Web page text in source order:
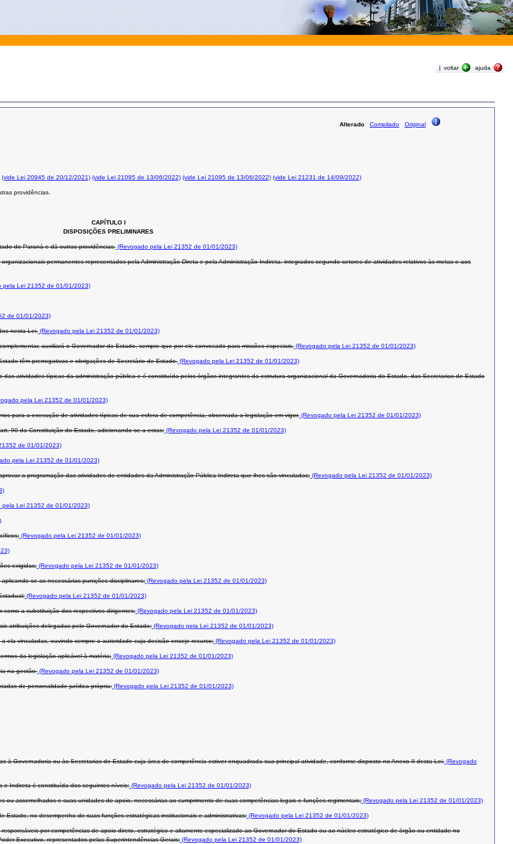
| voltar ajuda
Alterado Compilado Original
(vide Lei 20945 de 20/12/2021) (vide Lei 21095 de 13/06/2022) (vide Lei 21095 de 13/06/2022) (vide Lei 21231 de 14/09/2022)
providências.
CAPÍTULO I
DISPOSIÇÕES PRELIMINARES
do Paraná e dá outras providências. (Revogado pela Lei 21352 de 01/01/2023)
permanentes representados pela Administração Direta e pela Administração Indireta, integrados segundo setores de atividades relativos às metas e aos
pela Lei 21352 de 01/01/2023)
de 01/01/2023)
nesta Lei. (Revogado pela Lei 21352 de 01/01/2023)
auxiliará o Governador do Estado, sempre que por ele convocado para missões especiais. (Revogado pela Lei 21352 de 01/01/2023)
têm prerrogativas e obrigações de Secretário de Estado. (Revogado pela Lei 21352 de 01/01/2023)
atividades típicas da administração pública e é constituída pelos órgãos integrantes da estrutura organizacional da Governadoria do Estado, das Secretarias de Estado
pela Lei 21352 de 01/01/2023)
para a execução de atividades típicas de sua esfera de competência, observada a legislação em vigor. (Revogado pela Lei 21352 de 01/01/2023)
90 da Constituição do Estado, adicionando-se a estas: (Revogado pela Lei 21352 de 01/01/2023)
de 01/01/2023)
pela Lei 21352 de 01/01/2023)
a programação das atividades de entidades da Administração Pública Indireta que lhes são vinculadas; (Revogado pela Lei 21352 de 01/01/2023)
pela Lei 21352 de 01/01/2023)
(Revogado pela Lei 21352 de 01/01/2023)
exigidas; (Revogado pela Lei 21352 de 01/01/2023)
se as necessárias punições disciplinares; (Revogado pela Lei 21352 de 01/01/2023)
(Revogado pela Lei 21352 de 01/01/2023)
a substituição dos respectivos dirigentes; (Revogado pela Lei 21352 de 01/01/2023)
atribuições delegadas pelo Governador do Estado; (Revogado pela Lei 21352 de 01/01/2023)
ela vinculadas, ouvindo sempre a autoridade cuja decisão enseje recurso; (Revogado pela Lei 21352 de 01/01/2023)
da legislação aplicável à matéria; (Revogado pela Lei 21352 de 01/01/2023)
na gestão. (Revogado pela Lei 21352 de 01/01/2023)
de personalidade jurídica própria: (Revogado pela Lei 21352 de 01/01/2023)
à Governadoria ou às Secretarias de Estado cuja área de competência estiver enquadrada sua principal atividade, conforme disposto no Anexo II desta Lei. (Revogado
e Indireta é constituída dos seguintes níveis: (Revogado pela Lei 21352 de 01/01/2023)
assemelhados e suas unidades de apoio, necessárias ao cumprimento de suas competências legais e funções regimentais; (Revogado pela Lei 21352 de 01/01/2023)
no desempenho de suas funções estratégicas institucionais e administrativas; (Revogado pela Lei 21352 de 01/01/2023)
por competências de apoio direto, estratégico e altamente especializado ao Governador do Estado ou ao núcleo estratégico de órgão ou entidade no
Executivo, representados pelas Superintendências-Gerais; (Revogado pela Lei 21352 de 01/01/2023)